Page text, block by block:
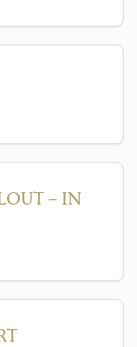
– IN